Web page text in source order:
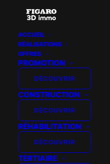
ACCUEIL
RÉALISATIONS
OFFRES
PROMOTION
DÉCOUVRIR
CONSTRUCTION
DÉCOUVRIR
RÉHABILITATION
DÉCOUVRIR
TERTIAIRE
Accueil
MJ